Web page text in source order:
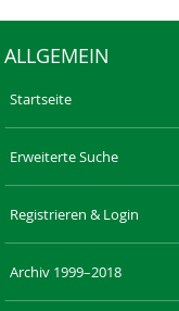
ALLGEMEIN
Startseite
Erweiterte Suche
Registrieren & Login
Archiv 1999–2018